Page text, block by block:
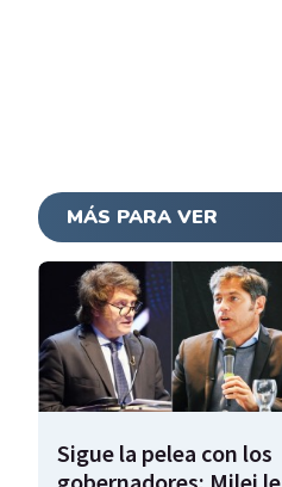
MÁS PARA VER
Sigue la pelea con los